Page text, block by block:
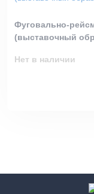
Фуговально-
(выставочный
Нет в наличии